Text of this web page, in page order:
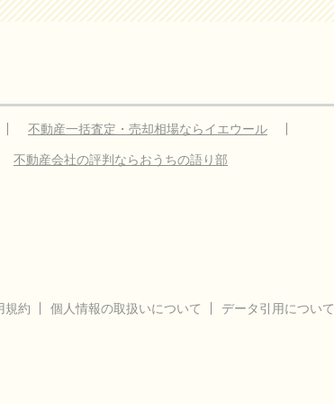
不動産一括査定・売却相場ならイエウール
不動産会社の評判ならおうちの語り部
規約 個人情報の取扱いについて データ引用について